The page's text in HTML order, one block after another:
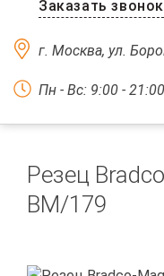
Заказать звонок
г. Москва, ул.
Пн - Вс: 9:00 - 21:00
Резец
BM/179